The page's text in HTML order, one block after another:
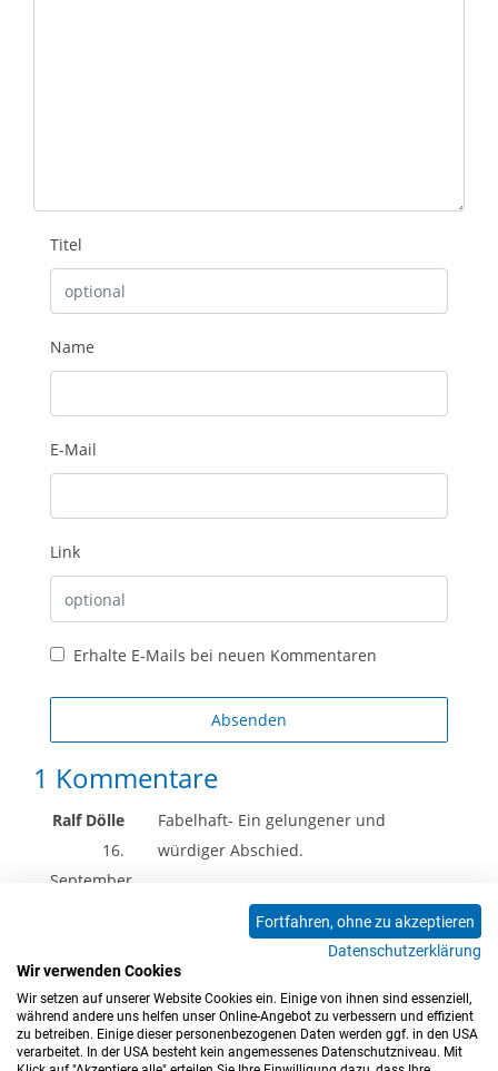
Titel
Name
E-Mail
Link
Erhalte E-Mails bei neuen Kommentaren
Absenden
1 Kommentare
Ralf Dölle
16.
September
Fabelhaft- Ein gelungener und
würdiger Abschied.
<< < 1 > >>
Fortfahren, ohne zu akzeptieren
Datenschutzerklärung
Wir verwenden Cookies
Wir setzen auf unserer Website Cookies ein. Einige von ihnen sind essenziell,
während andere uns helfen unser Online-Angebot zu verbessern und effizient
zu betreiben. Einige dieser personenbezogenen Daten werden ggf. in den USA
verarbeitet. In der USA besteht kein angemessenes Datenschutzniveau. Mit